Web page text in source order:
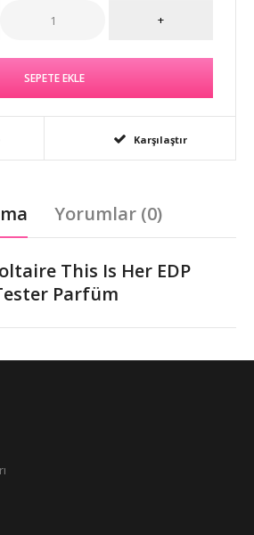
Karşılaştır
Yorumlar (0)
This Is Her EDP
Parfüm